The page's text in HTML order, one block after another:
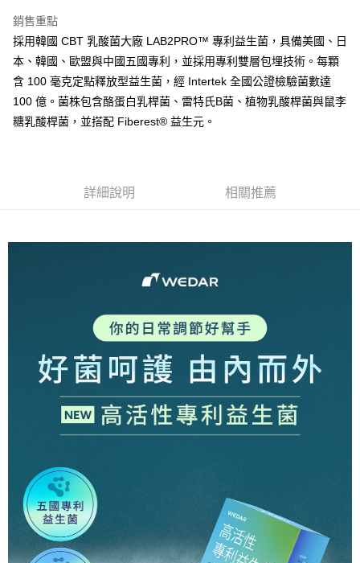
中國信託商業銀行
Google Pay
全盈+PAY
大哥付你分期
相關說明
【大哥付你分期使用說明】
1.本服務由台灣大哥大提供，台灣大哥大用戶可立即使用無須另外申請。
3.實際核准額度、可分期數及費用金額請依後續交易確認頁面所載為準。
2.透過簡訊連結打開帳單後，可選擇「超商條碼／台灣大直營門市／銀行轉
用戶於交易時，得透過本服務購買商品或服務，並由商店將買賣／分期付款
買賣價金債權讓與本公司後，依約使用本公司帳單繳交帳款。
資料（包含姓名、電話或地址）提供予台灣大哥大進項蒐集、處理及利用，
由本公司與您本人進行分期帳單所需資料之確認、核對及更正。
3.完整用戶服務條款，請詳閱以下連結：https://oppay.tw/userRule
AFTEE先享後付
１．於結帳方式選擇「AFTEE先享後付」後，將跳轉至「AFTEE先享後付」
３．收到繳費通知簡訊後14天內，點擊此簡訊中的連結，可透過四大超商／
ATM／網路銀行／等多元方式進行付款，方視為交易完成。
※ 請注意：結帳手續完成當下不需立刻繳費，但若您需要取消訂單，請聯絡
購買商品的店家。未經商家同意取消之訂單仍視為有效，需透過AFTEE先享
後付繳納相關費用。
※ 交易是否成功請以「AFTEE先享後付 」之結帳頁面顯示為準，若有關於
是否繳費成功／繳費後需取消欲退款等相關疑問，請聯繫「AFTEE先享後付
客戶支援中心」https://netprotections.freshdesk.com/support/home
１．透過由恩沛科技股份有限公司提供之「AFTEE先享後付」服務完成之交
易，需依本服務之必要範圍內提供個人資料，並將交易相關給付款項請求債
權轉讓予恩沛科技股份有限公司。
２．關於個人資料處理事宜，請瀏覽以下網址：
https://aftee.tw/terms/#terms3
３．未成年的使用者請事先徵得法定代理人或監護人之同意方可使用
「AFTEE先享後付」，若未經同意申辦者引起之損失，本公司不負相關責
【全家超商】取貨時付款
每筆NT$85，滿NT$1,500(含以上)免運費
【全家超商取貨】先付款
每筆NT$85，滿NT$1,500(含以上)免運費
【7-11超商】取貨時付款
【7-11超商取貨】先付款
每筆NT$85，滿NT$1,500(含以上)免運費
【宅配到府】先付款
每筆NT$85，滿NT$1,500(含以上)免運費
銷售重點
採用韓國 CBT 乳酸菌大廠 LAB2PRO™ 專利益生菌，具備美國、日
本、韓國、歐盟與中國五國專利，並採用專利雙層包埋技術。每顆
含 100 毫克定點釋放型益生菌，經 Intertek 全國公證檢驗菌數達
100 億。菌株包含酪蛋白乳桿菌、雷特氏B菌、植物乳酸桿菌與鼠李
糖乳酸桿菌，並搭配 Fiberest® 益生元。
詳細說明 相關推薦